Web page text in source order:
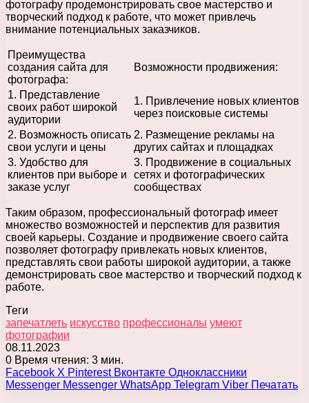
фотографу продемонстрировать свое мастерство и
творческий подход к работе, что может привлечь
внимание потенциальных заказчиков.
Преимущества
создания сайта для
фотографа:
Возможности продвижения:
1. Представление
своих работ широкой
аудитории
1. Привлечение новых клиентов
через поисковые системы
2. Возможность описать
свои услуги и цены
2. Размещение рекламы на
других сайтах и площадках
3. Удобство для
клиентов при выборе и
заказе услуг
3. Продвижение в социальных
сетях и фотографических
сообществах
Таким образом, профессиональный фотограф имеет
множество возможностей и перспектив для развития
своей карьеры. Создание и продвижение своего сайта
позволяет фотографу привлекать новых клиентов,
представлять свои работы широкой аудитории, а также
демонстрировать свое мастерство и творческий подход к
работе.
Теги
запечатлеть искусство профессионалы умеют
фотографии
08.11.2023
0 Время чтения: 3 мин.
Facebook X Pinterest Вконтакте Одноклассники
Messenger Messenger WhatsApp Telegram Viber Печатать